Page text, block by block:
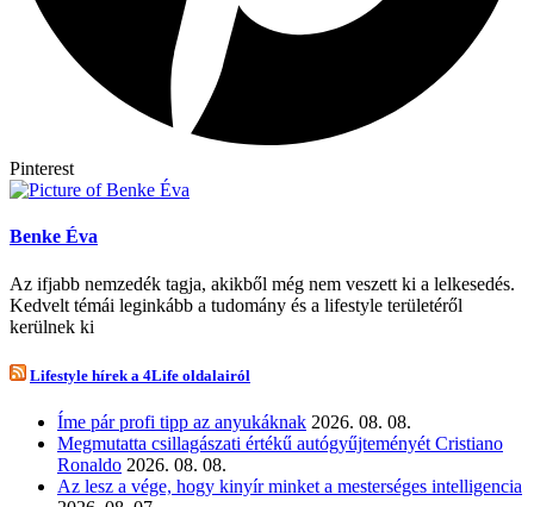
Pinterest
Benke Éva
Az ifjabb nemzedék tagja, akikből még nem veszett ki a lelkesedés.
Kedvelt témái leginkább a tudomány és a lifestyle területéről
kerülnek ki
Lifestyle hírek a 4Life oldalairól
Íme pár profi tipp az anyukáknak 2026. 08. 08.
Megmutatta csillagászati értékű autógyűjteményét Cristiano
Ronaldo 2026. 08. 08.
Az lesz a vége, hogy kinyír minket a mesterséges intelligencia